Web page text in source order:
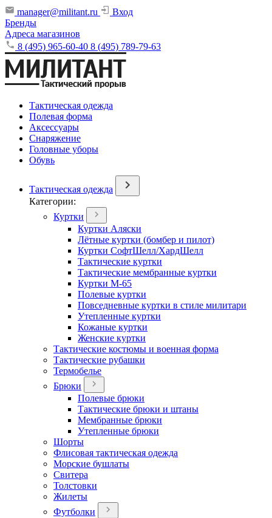
manager@militant.ru
Вход
Бренды
Адреса магазинов
8 (495) 965-60-40 8 (495) 789-79-63
Тактическая одежда
Полевая форма
Аксессуары
Снаряжение
Головные уборы
Обувь
Тактическая одежда
Категории:
Куртки
Куртки Аляски
Лётные куртки (бомбер и пилот)
Куртки СофтШелл/ХардШелл
Тактические куртки
Тактические мембранные куртки
Куртки М-65
Полевые куртки
Повседневные куртки в стиле милитари
Утепленные куртки
Кожаные куртки
Женские куртки
Тактические костюмы и военная форма
Тактические рубашки
Термобелье
Брюки
Полевые брюки
Тактические брюки и штаны
Мембранные брюки
Утепленные брюки
Шорты
Флисовая тактическая одежда
Морские бушлаты
Свитера
Толстовки
Жилеты
Футболки